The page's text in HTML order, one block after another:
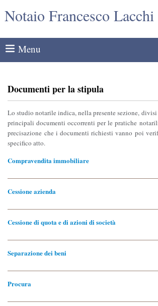
Notaio Francesco Lacchi
Menu
Documenti per la stipula
Lo studio notarile indica, nella presente sezione,
principali documenti occorrenti per le pratiche
precisazione che i documenti richiesti vanno poi
specifico atto.
Compravendita immobiliare
Cessione azienda
Cessione di quota e di azioni di società
Separazione dei beni
Procura